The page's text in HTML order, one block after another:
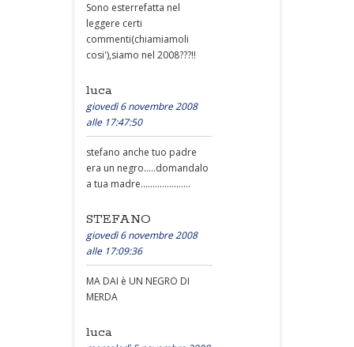
Sono esterrefatta nel
leggere certi
commenti(chiamiamoli
cosi'),siamo nel 2008???!!
luca
giovedì 6 novembre 2008
alle 17:47:50
stefano anche tuo padre
era un negro.....domandalo
a tua madre.....................
STEFANO
giovedì 6 novembre 2008
alle 17:09:36
MA DAI è UN NEGRO DI
MERDA
luca